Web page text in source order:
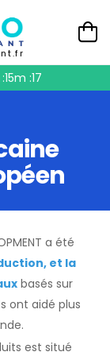
:15m :17
a été
et la
basés sur
ont aidé plus
est situé